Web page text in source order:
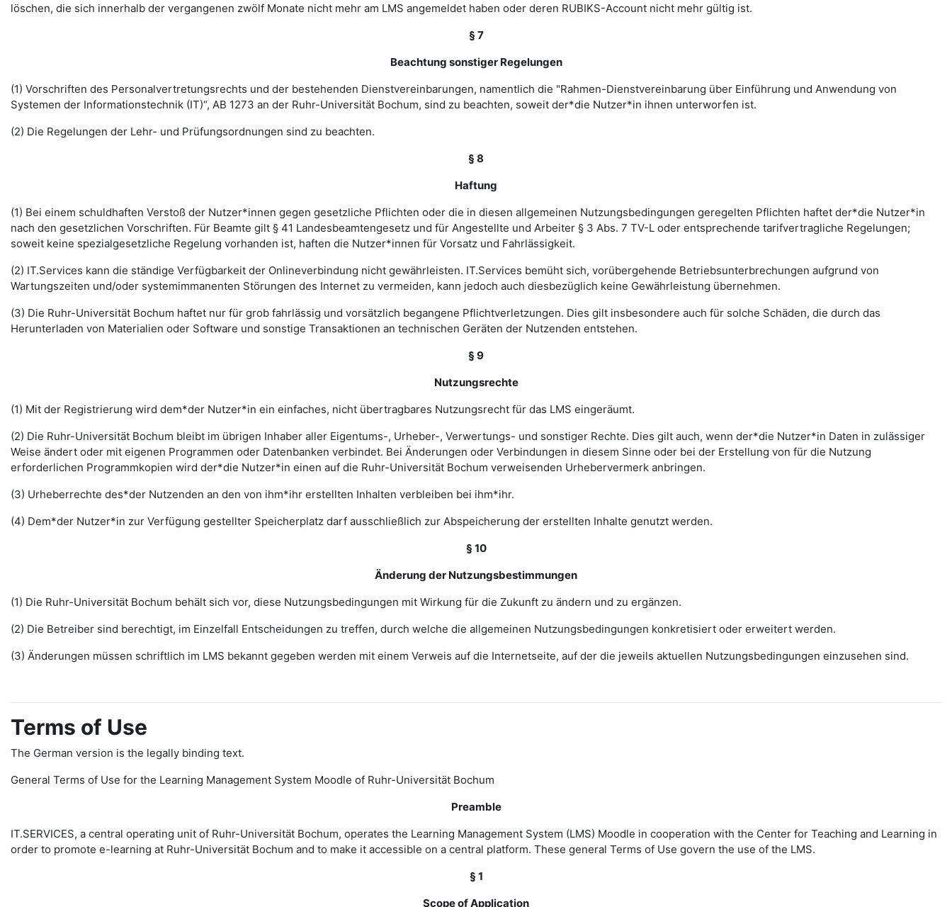
löschen, die sich innerhalb der vergangenen zwölf Monate nicht mehr am LMS angemeldet haben oder deren RUBIKS-Account nicht mehr gültig ist.
§ 7
Beachtung sonstiger Regelungen
(1) Vorschriften des Personalvertretungsrechts und der bestehenden Dienstvereinbarungen, namentlich die "Rahmen-Dienstvereinbarung über Einführung und Anwendung von
Systemen der Informationstechnik (IT)“, AB 1273 an der Ruhr-Universität Bochum, sind zu beachten, soweit der*die Nutzer*in ihnen unterworfen ist.
(2) Die Regelungen der Lehr- und Prüfungsordnungen sind zu beachten.
§ 8
Haftung
(1) Bei einem schuldhaften Verstoß der Nutzer*innen gegen gesetzliche Pflichten oder die in diesen allgemeinen Nutzungsbedingungen geregelten Pflichten haftet der*die Nutzer*in
nach den gesetzlichen Vorschriften. Für Beamte gilt § 41 Landesbeamtengesetz und für Angestellte und Arbeiter § 3 Abs. 7 TV-L oder entsprechende tarifvertragliche Regelungen;
soweit keine spezialgesetzliche Regelung vorhanden ist, haften die Nutzer*innen für Vorsatz und Fahrlässigkeit.
(2) IT.Services kann die ständige Verfügbarkeit der Onlineverbindung nicht gewährleisten. IT.Services bemüht sich, vorübergehende Betriebsunterbrechungen aufgrund von
Wartungszeiten und/oder systemimmanenten Störungen des Internet zu vermeiden, kann jedoch auch diesbezüglich keine Gewährleistung übernehmen.
(3) Die Ruhr-Universität Bochum haftet nur für grob fahrlässig und vorsätzlich begangene Pflichtverletzungen. Dies gilt insbesondere auch für solche Schäden, die durch das
Herunterladen von Materialien oder Software und sonstige Transaktionen an technischen Geräten der Nutzenden entstehen.
§ 9
Nutzungsrechte
(1) Mit der Registrierung wird dem*der Nutzer*in ein einfaches, nicht übertragbares Nutzungsrecht für das LMS eingeräumt.
(2) Die Ruhr-Universität Bochum bleibt im übrigen Inhaber aller Eigentums-, Urheber-, Verwertungs- und sonstiger Rechte. Dies gilt auch, wenn der*die Nutzer*in Daten in zulässiger
Weise ändert oder mit eigenen Programmen oder Datenbanken verbindet. Bei Änderungen oder Verbindungen in diesem Sinne oder bei der Erstellung von für die Nutzung
erforderlichen Programmkopien wird der*die Nutzer*in einen auf die Ruhr-Universität Bochum verweisenden Urhebervermerk anbringen.
(3) Urheberrechte des*der Nutzenden an den von ihm*ihr erstellten Inhalten verbleiben bei ihm*ihr.
(4) Dem*der Nutzer*in zur Verfügung gestellter Speicherplatz darf ausschließlich zur Abspeicherung der erstellten Inhalte genutzt werden.
§ 10
Änderung der Nutzungsbestimmungen
(1) Die Ruhr-Universität Bochum behält sich vor, diese Nutzungsbedingungen mit Wirkung für die Zukunft zu ändern und zu ergänzen.
(2) Die Betreiber sind berechtigt, im Einzelfall Entscheidungen zu treffen, durch welche die allgemeinen Nutzungsbedingungen konkretisiert oder erweitert werden.
(3) Änderungen müssen schriftlich im LMS bekannt gegeben werden mit einem Verweis auf die Internetseite, auf der die jeweils aktuellen Nutzungsbedingungen einzusehen sind.
Terms of Use
The German version is the legally binding text.
General Terms of Use for the Learning Management System Moodle of Ruhr-Universität Bochum
Preamble
IT.SERVICES, a central operating unit of Ruhr-Universität Bochum, operates the Learning Management System (LMS) Moodle in cooperation with the Center for Teaching and Learning in
order to promote e-learning at Ruhr-Universität Bochum and to make it accessible on a central platform. These general Terms of Use govern the use of the LMS.
§ 1
Scope of Application